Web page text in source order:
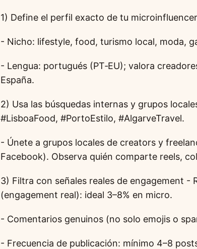
1) Define el perfil exacto de tu
- Nicho: lifestyle, food, turismo local, moda,
- Lengua: portugués (PT‑EU); valora
España.
2) Usa las búsquedas internas y grupos
#LisboaFood, #PortoEstilo, #AlgarveTravel.
- Únete a grupos locales de creators y
Facebook). Observa quién comparte reels,
3) Filtra con señales reales de engagement -
(engagement real): ideal 3–8% en micro.
- Comentarios genuinos (no solo emojis o
- Frecuencia de publicación: mínimo 4–8